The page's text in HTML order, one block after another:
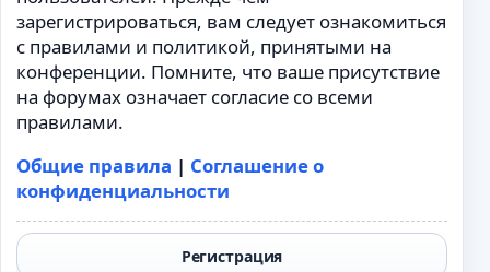
зарегистрироваться, вам следует ознакомиться
с правилами и политикой, принятыми на
конференции. Помните, что ваше присутствие
на форумах означает согласие со всеми
правилами.
Общие правила | Соглашение о
конфиденциальности
Регистрация